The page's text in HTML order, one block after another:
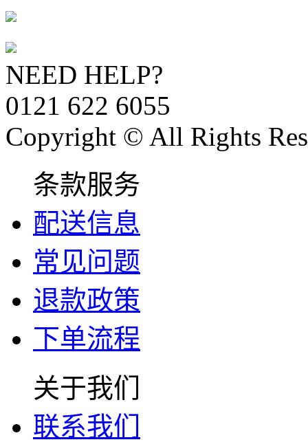
NEED HELP?
0121 622 6055
Copyright © All Rights
条款服务
配送信息
常见问题
退款政策
下单流程
关于我们
联系我们